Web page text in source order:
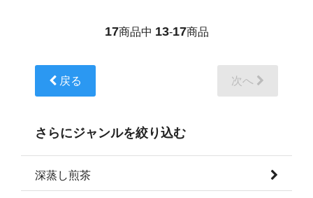
17商品中 13-17商品
戻る 次へ
さらにジャンルを絞り込む
深蒸し煎茶